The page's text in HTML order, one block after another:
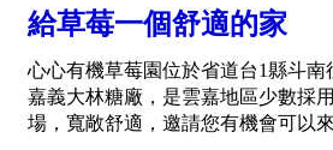
給草莓一個舒適的家
心心有機草莓園位於省道台1縣斗南
嘉義大林糖廠，是雲嘉地區少數採
場，寬敞舒適，邀請您有機會可以來